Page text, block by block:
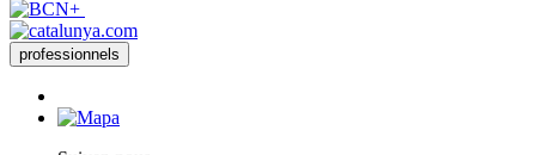
professionnels